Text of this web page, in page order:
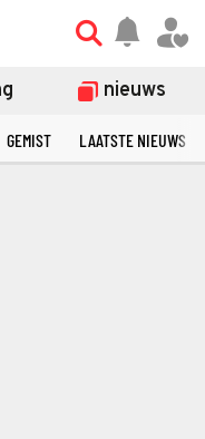
nieuws
GEMIST LAATSTE NIEUWS